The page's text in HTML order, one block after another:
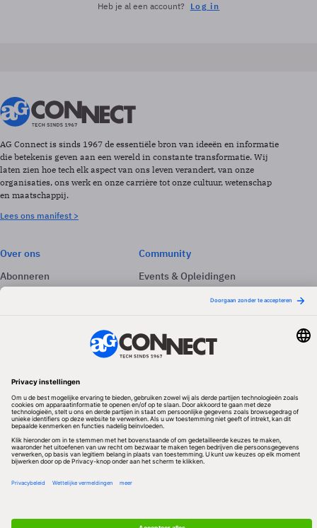
Heb je al een account? Log in
AG Connect is sinds 1967 de essentiële bron van ideeën en informatie
die betekenis geven aan een wereld in constante transformatie. Wij
laten zien hoe tech elk aspect van ons leven verandert, van onze
organisaties, ons werk en onze carrière tot onze cultuur, wetenschap
en maatschappij.
Lees ons manifest >
Over ons
Abonneren
Adverteren
Community
Events & Opleidingen
Volg ons
Redactionele partner
Algemene Voorwaarden & Copyrights